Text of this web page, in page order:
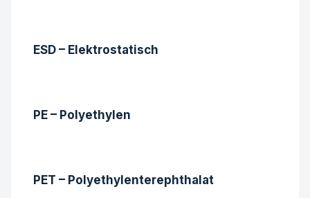
ESD – Elektrostatisch
PE – Polyethylen
PET – Polyethylenterephthalat